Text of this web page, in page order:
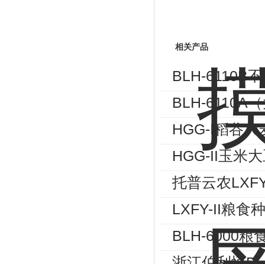
相关产品
BLH-6110B
BLH-6110A
HGG-I稻谷大
HGG-II玉米
托普云农
LXFY-II粮食
BLH-6000粮